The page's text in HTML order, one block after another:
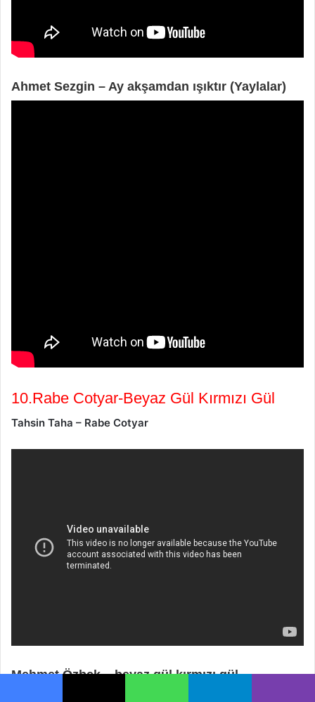
Ahmet Sezgin – Ay akşamdan ışıktır (Yaylalar)
10.Rabe Cotyar-Beyaz Gül Kırmızı Gül
Tahsin Taha – Rabe Cotyar
Mehmet Özbek – beyaz gül kırmızı gül